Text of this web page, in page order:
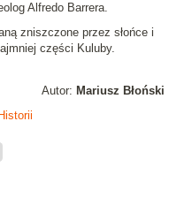
Alfredo Barrera.
zniszczone przez słońce i
części Kuluby.
Autor: Mariusz Błoński